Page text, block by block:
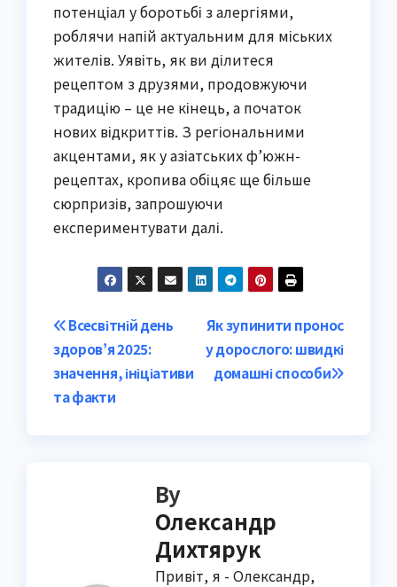
потенціал у боротьбі з алергіями,
роблячи напій актуальним для міських
жителів. Уявіть, як ви ділитеся
рецептом з друзями, продовжуючи
традицію – це не кінець, а початок
нових відкриттів. З регіональними
акцентами, як у азіатських ф’южн-
рецептах, кропива обіцяє ще більше
сюрпризів, запрошуючи
експериментувати далі.
Post
navigation
Як зупинити пронос
у дорослого: швидкі
домашні способи
Всесвітній день
здоров’я 2025:
значення, ініціативи
та факти
By
Олександр
Дихтярук
Привіт, я - Олександр,